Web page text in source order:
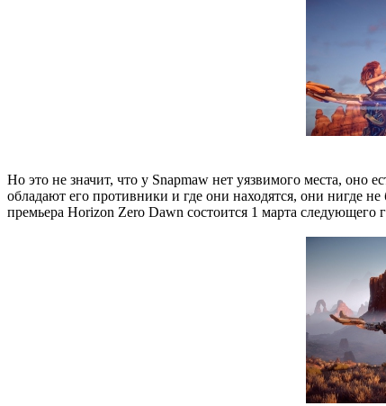
Но это не значит, что у Snapmaw нет уязвимого места,
обладают его противники и где они находятся, они нигде
премьера Horizon Zero Dawn состоится 1 марта следующего